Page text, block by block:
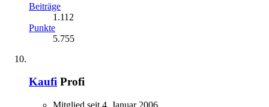
Beiträge
1.112
Punkte
5.755
Kaufi Profi
Mitglied seit 4. Januar 2006